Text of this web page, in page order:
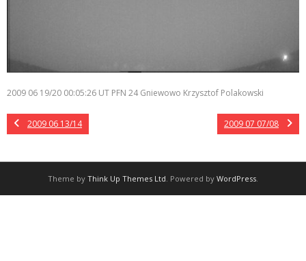
2009 06 19/20 00:05:26 UT PFN 24 Gniewowo Krzysztof Polakowski
2009 06 13/14 2009 07 07/08
Theme by Think Up Themes Ltd. Powered by WordPress.